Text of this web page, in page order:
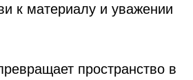
к материалу и уважении
пространство в